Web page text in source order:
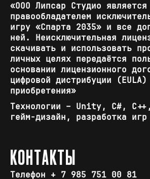
«ООО Липсар Студио является
правообладателем
игру «Спарта 2035» и все
ней. Неисключительная
скачивать и использовать
личных целях передаётся
основании лицензионного
цифровой дистрибуции
приобретения»
Технологии – Unity, C#,
гейм-дизайн, разработка
КОНТАКТЫ
Телефон + 7 985 751 00 81